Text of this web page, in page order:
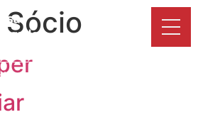
Space
Sócio